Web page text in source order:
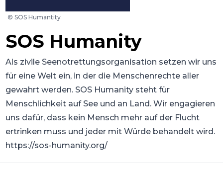
©SOS Humantity
SOS Humanity
Als zivile Seenotrettungsorganisation setzen wir uns
für eine Welt ein, in der die Menschenrechte aller
gewahrt werden. SOS Humanity steht für
Menschlichkeit auf See und an Land. Wir engagieren
uns dafür, dass kein Mensch mehr auf der Flucht
ertrinken muss und jeder mit Würde behandelt wird.
https://sos-humanity.org/